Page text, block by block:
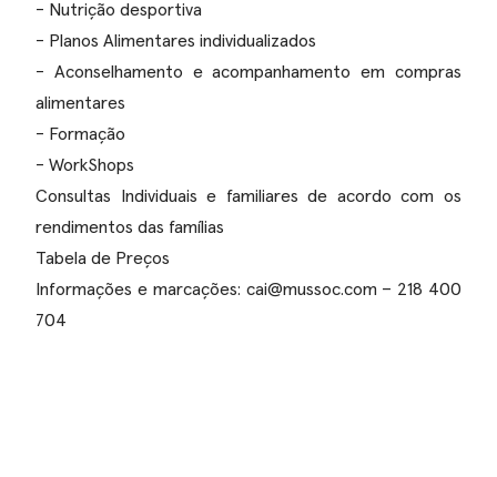
- Nutrição desportiva
- Planos Alimentares individualizados
- Aconselhamento e acompanhamento em compras
alimentares
- Formação
- WorkShops
Consultas Individuais e familiares de acordo com os
rendimentos das famílias
Tabela de Preços
Informações e marcações: cai@mussoc.com – 218 400
704